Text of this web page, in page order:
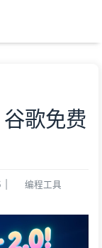
歌免费
编程工具